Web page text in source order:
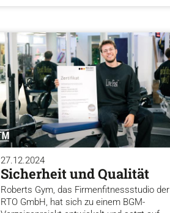
27.12.2024
Sicherheit und Qualität
Roberts Gym, das Firmenfitnessstudio der
RTO GmbH, hat sich zu einem BGM-